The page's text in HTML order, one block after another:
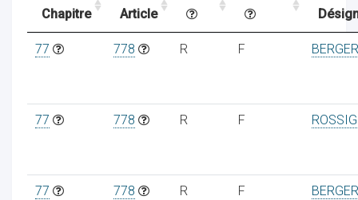
Chapitre Article
77 778 R F BERGER
77 778 R F
77 778 R F BERGER